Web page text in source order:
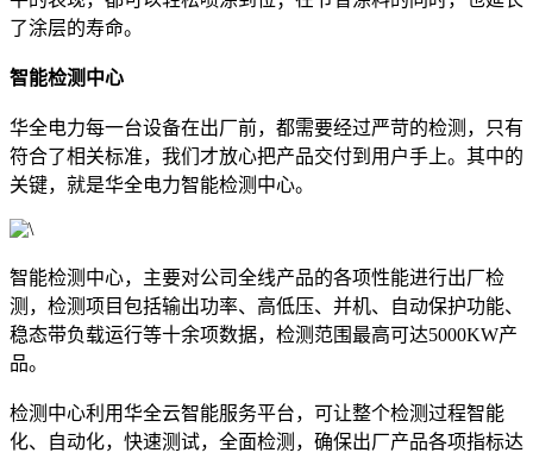
了涂层的寿命。
智能检测中心
华全电力每一台设备在出厂前，都需要经过严苛的检测，只有
符合了相关标准，我们才放心把产品交付到用户手上。其中的
关键，就是华全电力智能检测中心。
智能检测中心，主要对公司全线产品的各项性能进行出厂检
测，检测项目包括输出功率、高低压、并机、自动保护功能、
稳态带负载运行等十余项数据，检测范围最高可达5000KW产
品。
检测中心利用华全云智能服务平台，可让整个检测过程智能
化、自动化，快速测试，全面检测，确保出厂产品各项指标达